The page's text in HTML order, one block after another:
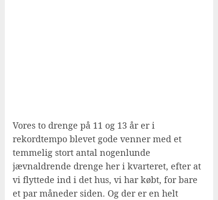
Vores to drenge på 11 og 13 år er i
rekordtempo blevet gode venner med et
temmelig stort antal nogenlunde
jævnaldrende drenge her i kvarteret, efter at
vi flyttede ind i det hus, vi har købt, for bare
et par måneder siden. Og der er en helt